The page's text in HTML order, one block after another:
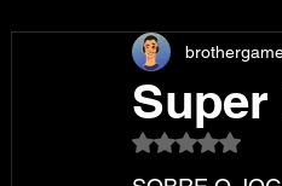
Emuladores Sobre
Super
Avaliado